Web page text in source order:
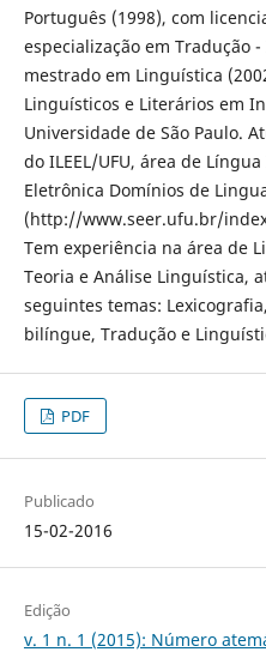
Português (1998), com
especialização em Tradução
mestrado em Linguística
Linguísticos e Literários em
Universidade de São Paulo.
do ILEEL/UFU, área de
Eletrônica Domínios de
(http://www.seer.ufu.br/
Tem experiência na área de
Teoria e Análise Linguística,
seguintes temas:
bilíngue, Tradução e
PDF
Publicado
15-02-2016
Edição
v. 1 n. 1 (2015): Número